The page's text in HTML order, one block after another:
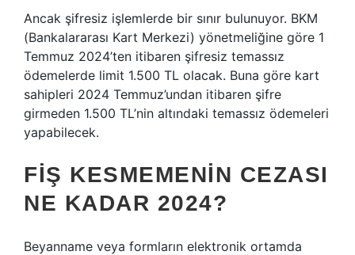
Ancak şifresiz işlemlerde bir sınır bulunuyor. BKM
(Bankalararası Kart Merkezi) yönetmeliğine göre 1
Temmuz 2024’ten itibaren şifresiz temassız
ödemelerde limit 1.500 TL olacak. Buna göre kart
sahipleri 2024 Temmuz’undan itibaren şifre
girmeden 1.500 TL’nin altındaki temassız ödemeleri
yapabilecek.
FIŞ KESMEMENIN CEZASI
NE KADAR 2024?
Beyanname veya formların elektronik ortamda